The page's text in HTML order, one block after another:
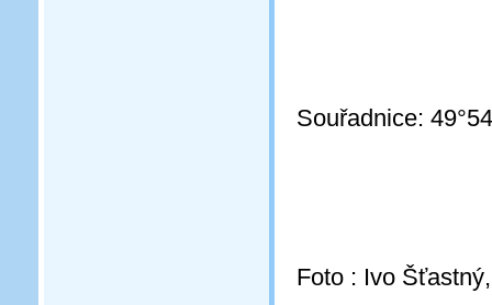
Souřadnice:
Foto : Ivo